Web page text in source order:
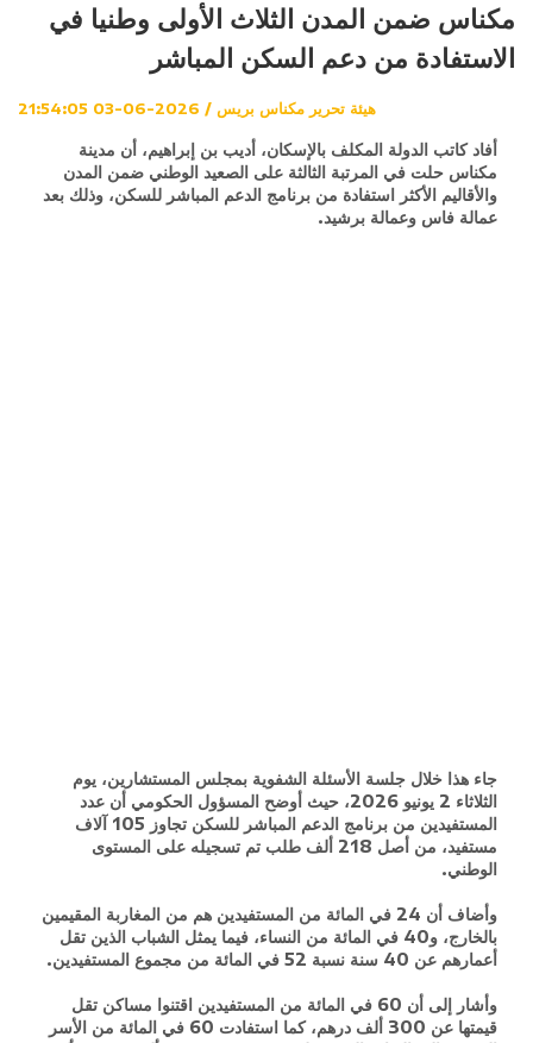
مكناس ضمن المدن الثلاث الأولى وطنيا في
الاستفادة من دعم السكن المباشر
هيئة تحرير مكناس بريس / 2026-06-03 21:54:05
أفاد كاتب الدولة المكلف بالإسكان، أديب بن إبراهيم، أن مدينة
مكناس حلت في المرتبة الثالثة على الصعيد الوطني ضمن المدن
والأقاليم الأكثر استفادة من برنامج الدعم المباشر للسكن، وذلك بعد
عمالة فاس وعمالة برشيد.
جاء هذا خلال جلسة الأسئلة الشفوية بمجلس المستشارين، يوم
الثلاثاء 2 يونيو 2026، حيث أوضح المسؤول الحكومي أن عدد
المستفيدين من برنامج الدعم المباشر للسكن تجاوز 105 آلاف
مستفيد، من أصل 218 ألف طلب تم تسجيله على المستوى
الوطني.
وأضاف أن 24 في المائة من المستفيدين هم من المغاربة المقيمين
بالخارج، و40 في المائة من النساء، فيما يمثل الشباب الذين تقل
أعمارهم عن 40 سنة نسبة 52 في المائة من مجموع المستفيدين.
وأشار إلى أن 60 في المائة من المستفيدين اقتنوا مساكن تقل
قيمتها عن 300 ألف درهم، كما استفادت 60 في المائة من الأسر